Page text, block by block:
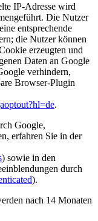
IP-Adresse wird
Die Nutzer
entsprechende
die Nutzer können
erzeugten und
Daten an Google
verhindern,
Browser-Plugin
.
Google,
erfahren Sie in der
) sowie in den
durch
).
nach 14 Monaten